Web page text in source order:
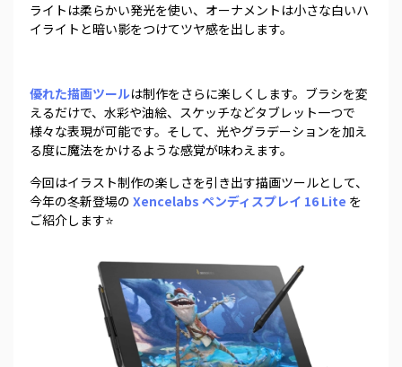
ライトは柔らかい発光を使い、オーナメントは小さな白いハ
イライトと暗い影をつけてツヤ感を出します。
優れた描画ツールは制作をさらに楽しくします。ブラシを変
えるだけで、水彩や油絵、スケッチなどタブレット一つで
様々な表現が可能です。そして、光やグラデーションを加え
る度に魔法をかけるような感覚が味わえます。
今回はイラスト制作の楽しさを引き出す描画ツールとして、
今年の冬新登場の Xencelabs ペンディスプレイ 16 Lite を
ご紹介します⭐